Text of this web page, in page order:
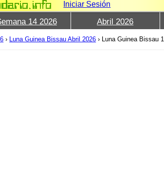
Iniciar Sesión
14 2026 Abril 2026
› Luna Guinea Bissau Abril 2026 › Luna Guinea Bissau